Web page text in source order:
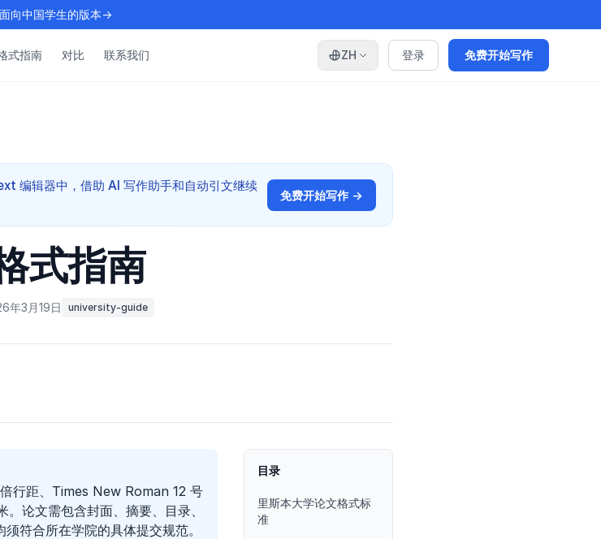
面向中国学生的版本→
式指南 对比 联系我们 ZH 登录 免费开始写作
辑器中，借助 AI 写作助手和自动引文继续
免费开始写作 →
式指南
年3月19日 university-guide
行距、Times New Roman 12 号
论文需包含封面、摘要、目录、
符合所在学院的具体提交规范。
目录
里斯本大学论文格式标
准